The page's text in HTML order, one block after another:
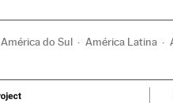
América do Sul América Latina